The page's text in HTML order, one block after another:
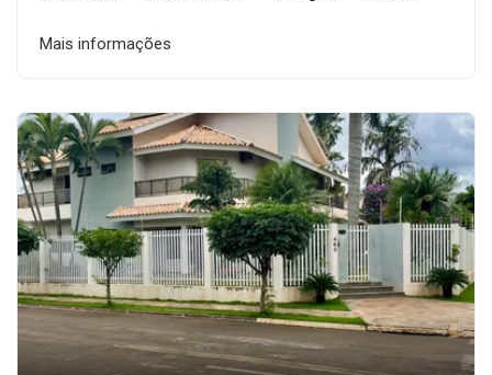
Mais informações